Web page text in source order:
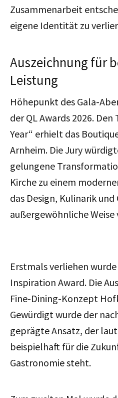
Zusammenarbeit
eigene Identität zu
Auszeichnung für
Leistung
Höhepunkt des Gala-
der QL Awards 2026.
Year“ erhielt das
Arnheim. Die Jury
gelungene
Kirche zu einem
das Design, Kulinarik
außergewöhnliche
Erstmals verliehen
Inspiration Award. Die
Fine-Dining-Konzept
Gewürdigt wurde der
geprägte Ansatz, der
beispielhaft für die
Gastronomie steht.